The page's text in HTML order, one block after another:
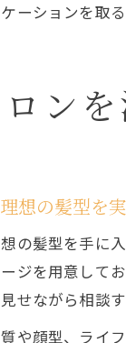
ーションを取
ン
想の髪型を
の髪型を手に
ジを用意して
せながら相談
や顔型、ライ